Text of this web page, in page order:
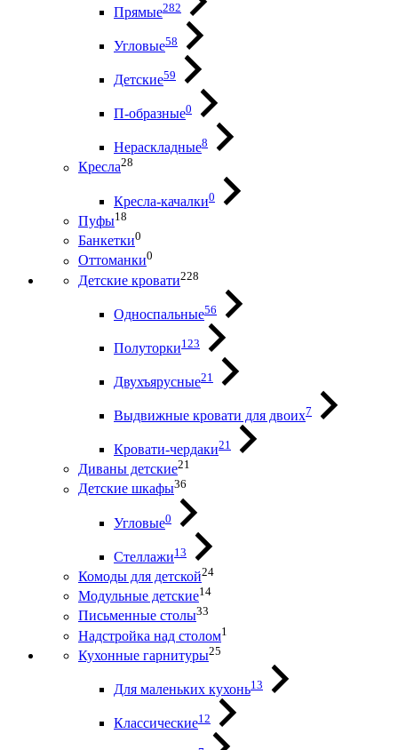
Прямые282
Угловые58
Детские59
П-образные0
Нераскладные8
Кресла28
Кресла-качалки0
Пуфы18
Банкетки0
Оттоманки0
Детские кровати228
Односпальные56
Полуторки123
Двухъярусные21
Выдвижные кровати для двоих7
Кровати-чердаки21
Диваны детские21
Детские шкафы36
Угловые0
Стеллажи13
Комоды для детской24
Модульные детские14
Письменные столы33
Надстройка над столом1
Кухонные гарнитуры25
Для маленьких кухонь13
Классические12